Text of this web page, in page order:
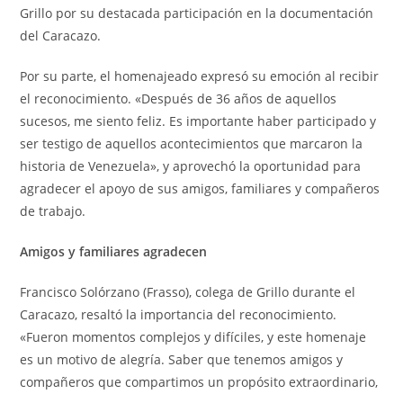
Grillo por su destacada participación en la documentación
del Caracazo.
Por su parte, el homenajeado expresó su emoción al recibir
el reconocimiento. «Después de 36 años de aquellos
sucesos, me siento feliz. Es importante haber participado y
ser testigo de aquellos acontecimientos que marcaron la
historia de Venezuela», y aprovechó la oportunidad para
agradecer el apoyo de sus amigos, familiares y compañeros
de trabajo.
Amigos y familiares agradecen
Francisco Solórzano (Frasso), colega de Grillo durante el
Caracazo, resaltó la importancia del reconocimiento.
«Fueron momentos complejos y difíciles, y este homenaje
es un motivo de alegría. Saber que tenemos amigos y
compañeros que compartimos un propósito extraordinario,